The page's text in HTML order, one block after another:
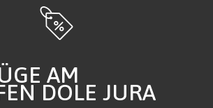
AM
DOLE JURA